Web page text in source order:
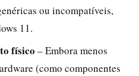
ou incompatíveis,
11.
físico – Embora menos
(como componentes